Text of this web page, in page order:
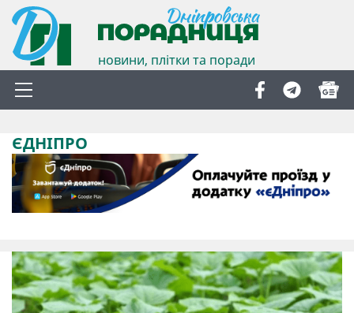
новини, плітки та поради
ЄДНІПРО